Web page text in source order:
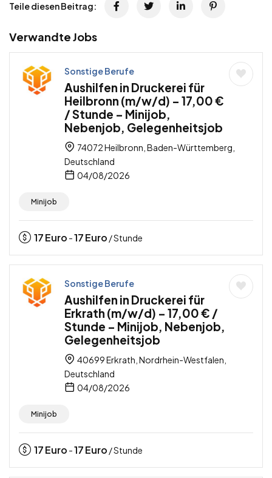
Teile diesen Beitrag:
Verwandte Jobs
Sonstige Berufe
Aushilfen in Druckerei für
Heilbronn (m/w/d) – 17,00 €
/ Stunde – Minijob,
Nebenjob, Gelegenheitsjob
74072 Heilbronn, Baden-Württemberg,
Deutschland
04/08/2026
Minijob
17Euro -17Euro / Stunde
Sonstige Berufe
Aushilfen in Druckerei für
Erkrath (m/w/d) – 17,00 € /
Stunde – Minijob, Nebenjob,
Gelegenheitsjob
40699 Erkrath, Nordrhein-Westfalen,
Deutschland
04/08/2026
Minijob
17Euro -17Euro / Stunde